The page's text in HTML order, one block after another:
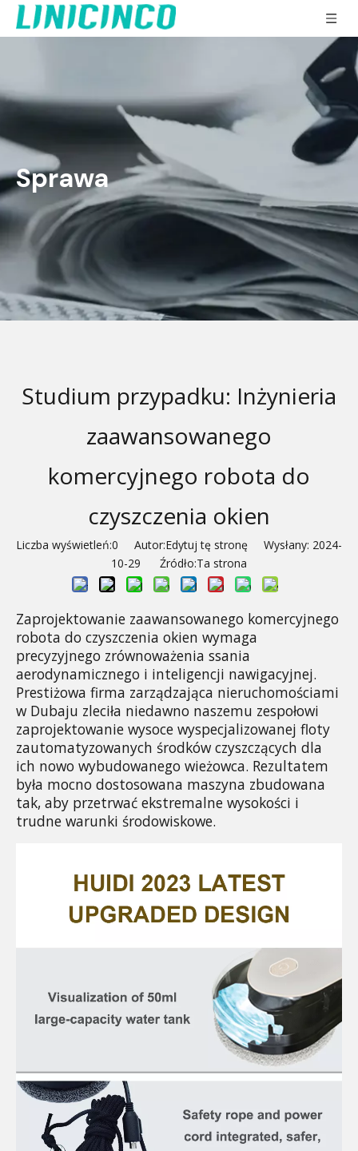
Sprawa
Studium przypadku: Inżynieria
zaawansowanego
komercyjnego robota do
czyszczenia okien
Liczba wyświetleń:0 Autor:Edytuj tę stronę Wysłany: 2024-
10-29 Źródło:Ta strona
Zaprojektowanie zaawansowanego komercyjnego
robota do czyszczenia okien wymaga
precyzyjnego zrównoważenia ssania
aerodynamicznego i inteligencji nawigacyjnej.
Prestiżowa firma zarządzająca nieruchomościami
w Dubaju zleciła niedawno naszemu zespołowi
zaprojektowanie wysoce wyspecjalizowanej floty
zautomatyzowanych środków czyszczących dla
ich nowo wybudowanego wieżowca. Rezultatem
była mocno dostosowana maszyna zbudowana
tak, aby przetrwać ekstremalne wysokości i
trudne warunki środowiskowe.